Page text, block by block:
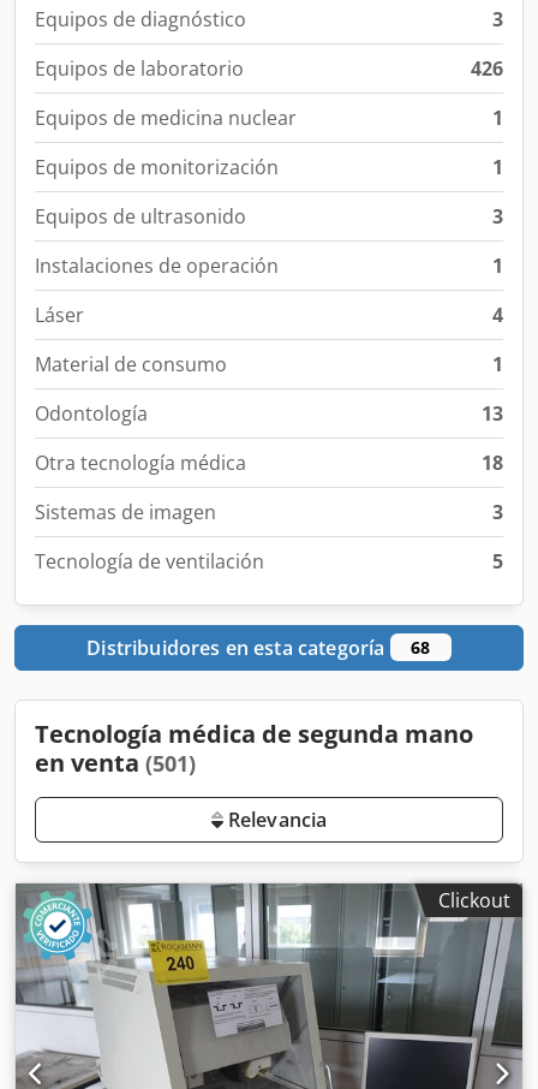
Equipos de diagnóstico
3
Equipos de laboratorio
426
Equipos de medicina nuclear
1
Equipos de monitorización
1
Equipos de ultrasonido
3
Instalaciones de operación
1
Láser
4
Material de consumo
1
Odontología
13
Otra tecnología médica
18
Sistemas de imagen
3
Tecnología de ventilación
5
Distribuidores en esta categoría 68
Tecnología médica de segunda mano
en venta (501)
Relevancia
Clickout